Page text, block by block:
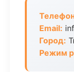
Email:
Город:
Режим